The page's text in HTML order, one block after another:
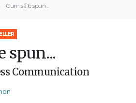
Cum să le spun...
spun...
Communication